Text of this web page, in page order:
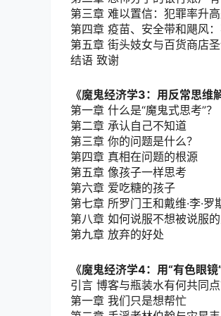
第三章 难以置信：犯罪率升
第四章 疫苗、安全带和飓风
第五章 街头妓女与百货商店
结语 致谢
《魔鬼经济学3：用反常思维
第一章 什么是“魔鬼式思考”？
第二章 承认自己不知道
第三章 你的问题是什么？
第四章 真相在问题的根源
第五章 像孩子一样思考
第六章 爱吃糖的孩子
第七章 所罗门王和戴维·李·罗
第八章 如何说服不想被说服的
第九章 放弃的好处
《魔鬼经济学4：用“有色眼镜
引言 博客与瓶装水有何共同点
第一章 我们只是想帮忙